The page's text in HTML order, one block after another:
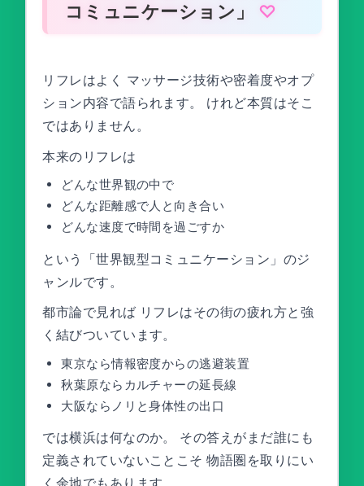
コミュニケーション」
リフレはよく マッサージ技術や密着度やオプ
ション内容で語られます。 けれど本質はそこ
ではありません。
本来のリフレは
どんな世界観の中で
どんな距離感で人と向き合い
どんな速度で時間を過ごすか
という「世界観型コミュニケーション」のジ
ャンルです。
都市論で見れば リフレはその街の疲れ方と強
く結びついています。
東京なら情報密度からの逃避装置
秋葉原ならカルチャーの延長線
大阪ならノリと身体性の出口
では横浜は何なのか。 その答えがまだ誰にも
定義されていないことこそ 物語圏を取りにい